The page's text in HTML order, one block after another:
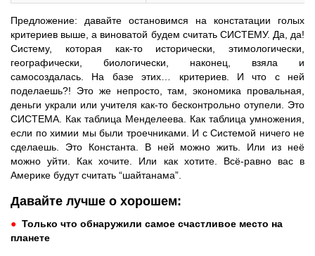
Предложение: давайте остановимся на констатации голых
критериев выше, а виноватой будем считать СИСТЕМУ. Да, да!
Систему, которая как-то исторически, этимологически,
географически, биологически, наконец, взяла и
самосоздалась. На базе этих… критериев. И что с ней
поделаешь?! Это же непросто, там, экономика провальная,
деньги украли или учителя как-то бесконтрольно отупели. Это
СИСТЕМА. Как таблица Менделеева. Как таблица умножения,
если по химии мы были троечниками. И с Cистемой ничего не
сделаешь. Это Константа. В ней можно жить. Или из неё
можно уйти. Как хочите. Или как хотите. Всё-равно вас в
Америке будут считать “шайтанама”.
Давайте лучше о хорошем:
● Только что обнаружили самое счастливое место на
планете